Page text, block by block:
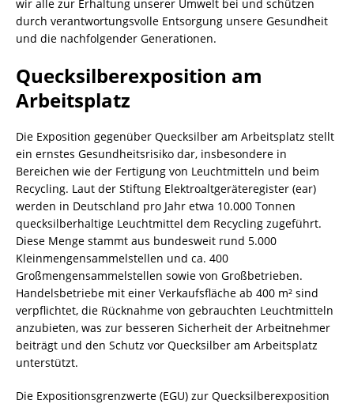
wir alle zur Erhaltung unserer Umwelt bei und schützen
durch verantwortungsvolle Entsorgung unsere Gesundheit
und die nachfolgender Generationen.
Quecksilberexposition am
Arbeitsplatz
Die Exposition gegenüber Quecksilber am Arbeitsplatz stellt
ein ernstes Gesundheitsrisiko dar, insbesondere in
Bereichen wie der Fertigung von Leuchtmitteln und beim
Recycling. Laut der Stiftung Elektroaltgeräteregister (ear)
werden in Deutschland pro Jahr etwa 10.000 Tonnen
quecksilberhaltige Leuchtmittel dem Recycling zugeführt.
Diese Menge stammt aus bundesweit rund 5.000
Kleinmengensammelstellen und ca. 400
Großmengensammelstellen sowie von Großbetrieben.
Handelsbetriebe mit einer Verkaufsfläche ab 400 m² sind
verpflichtet, die Rücknahme von gebrauchten Leuchtmitteln
anzubieten, was zur besseren Sicherheit der Arbeitnehmer
beiträgt und den Schutz vor Quecksilber am Arbeitsplatz
unterstützt.
Die Expositionsgrenzwerte (EGU) zur Quecksilberexposition